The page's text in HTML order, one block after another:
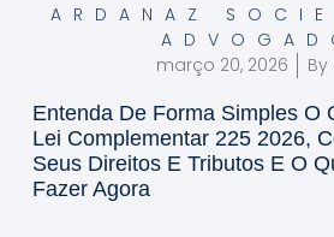
ARDANAZ
março 20, 2026
By
Entenda De Forma Simples O
Lei Complementar 225 2026,
Seus Direitos E Tributos E O
Fazer Agora